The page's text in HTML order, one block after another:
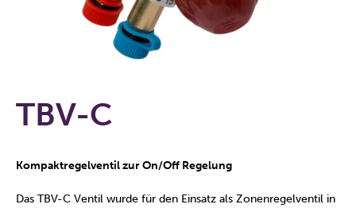
TBV-C
Kompaktregelventil zur On/Off Regelung
Das TBV-C Ventil wurde für den Einsatz als Zonenregelventil in